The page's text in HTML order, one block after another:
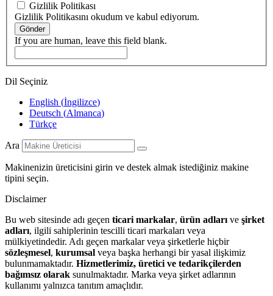
Gizlilik Politikası
Gizlilik Politikasını okudum ve kabul ediyorum.
Gönder
If you are human, leave this field blank.
Dil Seçiniz
English (İngilizce)
Deutsch (Almanca)
Türkçe
Ara
Makinenizin üreticisini girin ve destek almak istediğiniz makine
tipini seçin.
Disclaimer
Bu web sitesinde adı geçen ticari markalar, ürün adları ve şirket
adları, ilgili sahiplerinin tescilli ticari markaları veya
mülkiyetindedir. Adı geçen markalar veya şirketlerle hiçbir
sözleşmesel, kurumsal veya başka herhangi bir yasal ilişkimiz
bulunmamaktadır. Hizmetlerimiz, üretici ve tedarikçilerden
bağımsız olarak sunulmaktadır. Marka veya şirket adlarının
kullanımı yalnızca tanıtım amaçlıdır.